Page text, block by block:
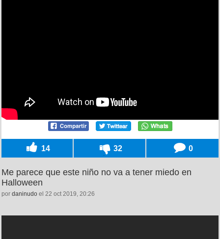
14 32 0
Me parece que este niño no va a tener miedo en
Halloween
por daninudo el 22 oct 2019, 20:26